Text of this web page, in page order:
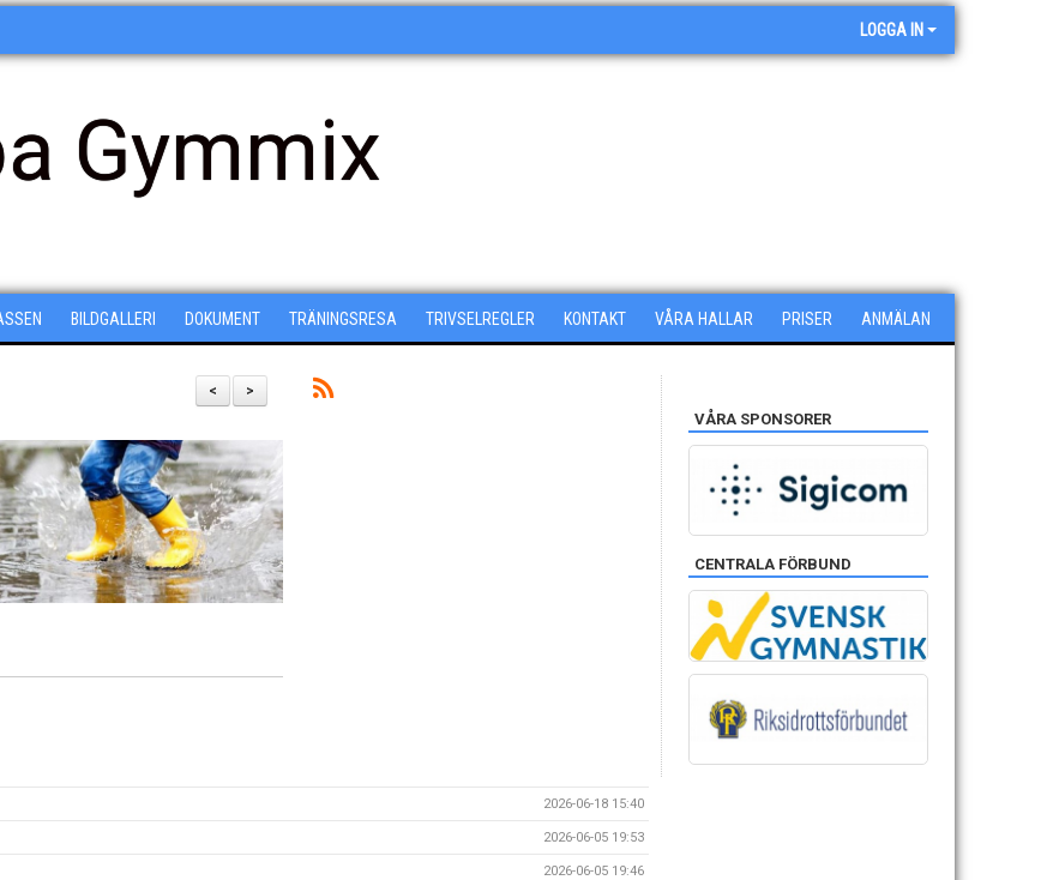
LOGGA IN
Gymmix
BILDGALLERI DOKUMENT TRÄNINGSRESA TRIVSELREGLER KONTAKT VÅRA HALLAR PRISER ANMÄLAN
>
<
2026-06-18 15:40
2026-06-05 19:53
2026-06-05 19:46
VÅRA SPONSORER
CENTRALA FÖRBUND